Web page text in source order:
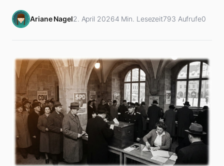
Ariane Nagel2. April 20264 Min. Lesezeit793 Aufrufe0